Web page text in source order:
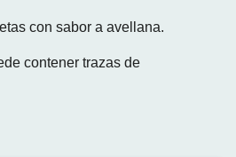
con sabor a avellana.
contener trazas de